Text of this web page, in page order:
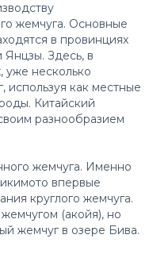
жемчуга. Основные
в провинциях
Янцзы. Здесь, в
уже несколько
используя как местные
Китайский
разнообразием
жемчуга. Именно
впервые
круглого жемчуга.
(акойя), но
жемчуг в озере Бива.